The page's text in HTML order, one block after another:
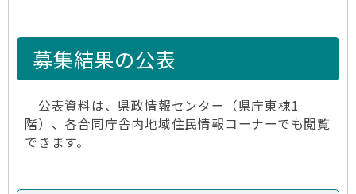
募集結果の公表
公表資料は、県政情報センター（県庁東棟1
階）、各合同庁舎内地域住民情報コーナーでも閲覧
できます。